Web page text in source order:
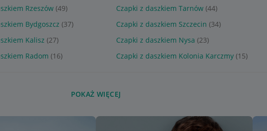
Rzeszów (49) Czapki z daszkiem Tarnów (44)
Bydgoszcz (37) Czapki z daszkiem Szczecin (34)
Kalisz (27) Czapki z daszkiem Nysa (23)
Radom (16) Czapki z daszkiem Kolonia Karczmy (15)
POKAŻ WIĘCEJ